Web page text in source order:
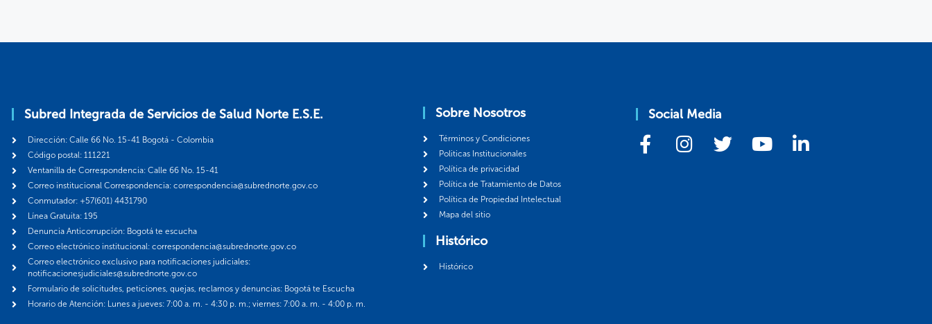
Subred Integrada de Servicios de Salud Norte E.S.E.
Dirección: Calle 66 No. 15-41 Bogotá - Colombia
Código postal: 111221
Ventanilla de Correspondencia: Calle 66 No. 15-41
Correo institucional Correspondencia: correspondencia@subrednorte.gov.co
Conmutador: +57(601) 4431790
Línea Gratuita: 195
Denuncia Anticorrupción: Bogotá te escucha
Correo electrónico institucional: correspondencia@subrednorte.gov.co
Correo electrónico exclusivo para notificaciones judiciales:
notificacionesjudiciales@subrednorte.gov.co
Formulario de solicitudes, peticiones, quejas, reclamos y denuncias: Bogotá te Escucha
Horario de Atención: Lunes a jueves: 7:00 a. m. - 4:30 p. m.; viernes: 7:00 a. m. - 4:00 p. m.
Sobre Nosotros
Términos y Condiciones
Politicas Institucionales
Política de privacidad
Política de Tratamiento de Datos
Política de Propiedad Intelectual
Mapa del sitio
Histórico
Histórico
Social Media